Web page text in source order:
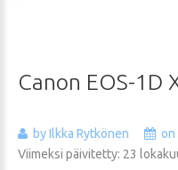
Canon EOS-1D
by Ilkka Rytkönen
on
Viimeksi päivitetty: 23